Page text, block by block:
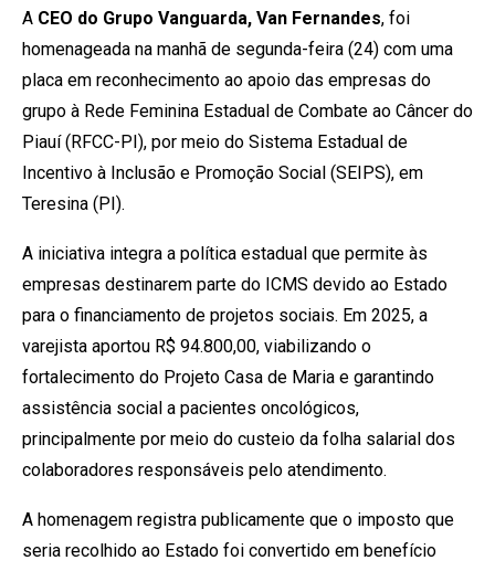
A CEO do Grupo Vanguarda, Van Fernandes, foi
homenageada na manhã de segunda-feira (24) com uma
placa em reconhecimento ao apoio das empresas do
grupo à Rede Feminina Estadual de Combate ao Câncer do
Piauí (RFCC-PI), por meio do Sistema Estadual de
Incentivo à Inclusão e Promoção Social (SEIPS), em
Teresina (PI).
A iniciativa integra a política estadual que permite às
empresas destinarem parte do ICMS devido ao Estado
para o financiamento de projetos sociais. Em 2025, a
varejista aportou R$ 94.800,00, viabilizando o
fortalecimento do Projeto Casa de Maria e garantindo
assistência social a pacientes oncológicos,
principalmente por meio do custeio da folha salarial dos
colaboradores responsáveis pelo atendimento.
A homenagem registra publicamente que o imposto que
seria recolhido ao Estado foi convertido em benefício